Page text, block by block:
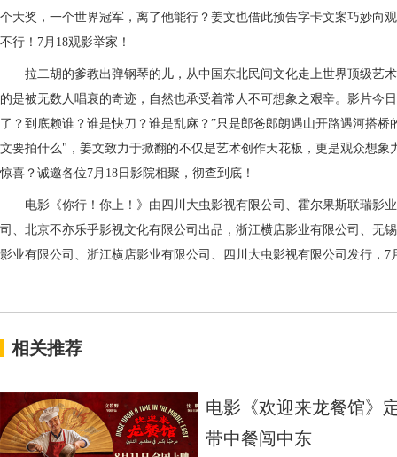
个大奖 ， 一个世界冠军，离了他能行？ 姜文也借此预告字卡文案巧妙向
不行！ 7月18观影举家！
拉二胡的爹教出弹钢琴的儿，从中国东北民间文化走上世界顶级艺
的是被无数人唱衰的奇迹，自然也承受着常人不可想象之艰辛。影片今
了？到底赖谁？谁是快刀？谁是乱麻？”只是郎爸郎朗遇山开路遇河搭
文要拍什么"，姜文致力于掀翻的不仅是艺术创作天花板，更是观众想
惊喜？诚邀各位7月18 日影院相聚，彻查到底！
电影《你行！你上！》由四川大虫影视有限公司、霍尔果斯联瑞影
司、北京不亦乐乎影视文化有限公司出品，浙江横店影业有限公司、无
影业有限公司、浙江横店影业有限公司、四川大虫影视有限公司发行， 7
相关推荐
电影《欢迎来龙餐馆》
带中餐闯中东